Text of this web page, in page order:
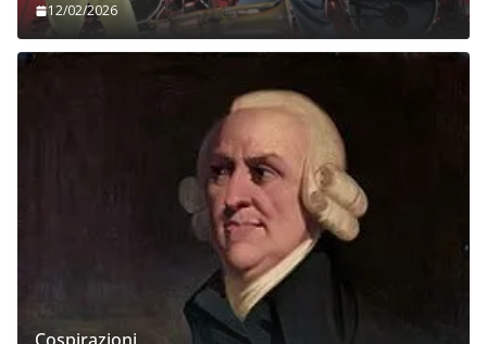
12/02/2026